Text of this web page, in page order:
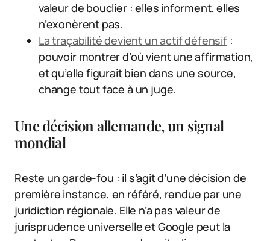
valeur de bouclier : elles informent, elles
n’exonèrent pas.
La traçabilité devient un actif défensif:
pouvoir montrer d’où vient une affirmation,
et qu’elle figurait bien dans une source,
change tout face à un juge.
Une décision allemande, un signal
mondial
Reste un garde-fou : il s’agit d’une décision de
première instance, en référé, rendue par une
juridiction régionale. Elle n’a pas valeur de
jurisprudence universelle et Google peut la